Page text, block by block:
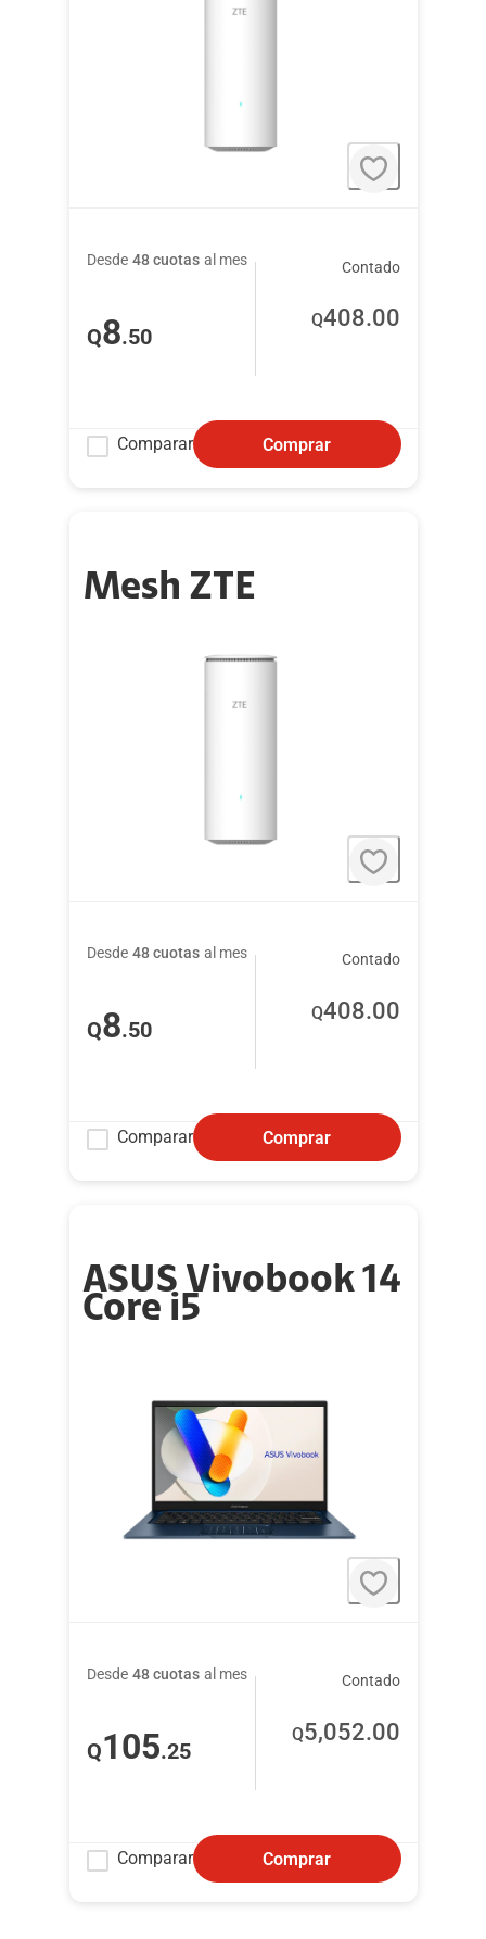
Desde 48 cuotas al mes
Q8.50
Contado
Q408.00
Comparar Comprar
Mesh ZTE
Desde 48 cuotas al mes
Q8.50
Contado
Q408.00
Comparar Comprar
ASUS Vivobook 14
Core i5
Desde 48 cuotas al mes
Q105.25
Contado
Q5,052.00
Comparar Comprar